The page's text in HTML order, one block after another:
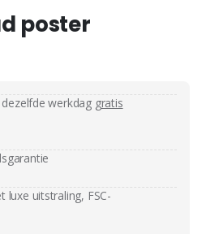
poster
werkdag gratis
luxe uitstraling, FSC-